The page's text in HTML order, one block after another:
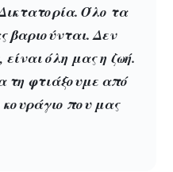
Όλο τα
Δεν
όλη μας η ζωή.
τη φτιάξουμε από
που μας